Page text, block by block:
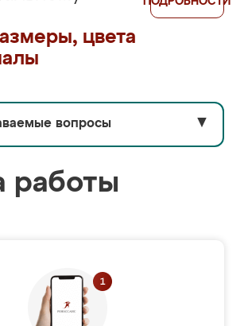
цвета
вопросы ▼
работы